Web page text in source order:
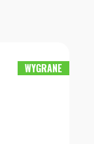
WYGRANE